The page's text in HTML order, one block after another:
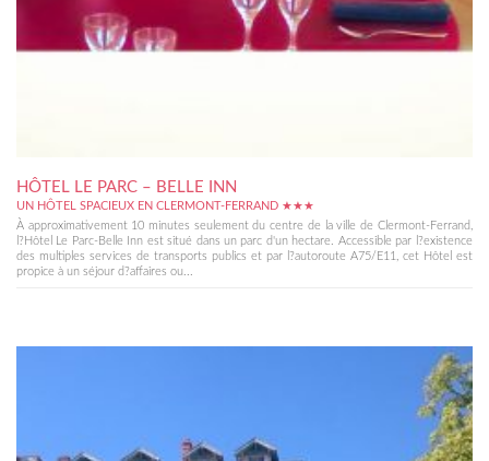
HÔTEL LE PARC – BELLE INN
UN HÔTEL SPACIEUX EN CLERMONT-FERRAND ★★★
À approximativement 10 minutes seulement du centre de la ville de Clermont-Ferrand,
l?Hôtel Le Parc-Belle Inn est situé dans un parc d'un hectare. Accessible par l?existence
des multiples services de transports publics et par l?autoroute A75/E11, cet Hôtel est
propice à un séjour d?affaires ou...